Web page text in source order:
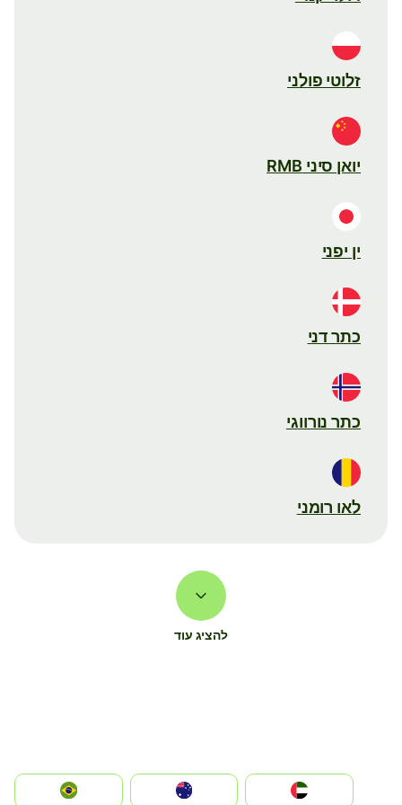
זלוטי פולני
יואן סיני RMB
ין יפני
כתר דני
כתר נורווגי
לאו רומני
להציג עוד
الإمارات العربية المتحدة
Australia